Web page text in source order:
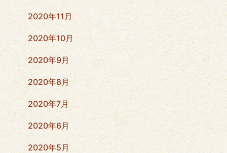
2020年11月
2020年10月
2020年9月
2020年8月
2020年7月
2020年6月
2020年5月